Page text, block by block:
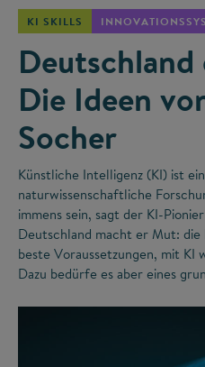
KI SKILLS
Die Ideen
Socher
Künstliche Intelligenz (KI) ist
naturwissenschaftliche
immens sein, sagt der KI-
Deutschland macht er Mut: die
beste Voraussetzungen, mit
Dazu bedürfe es aber eines